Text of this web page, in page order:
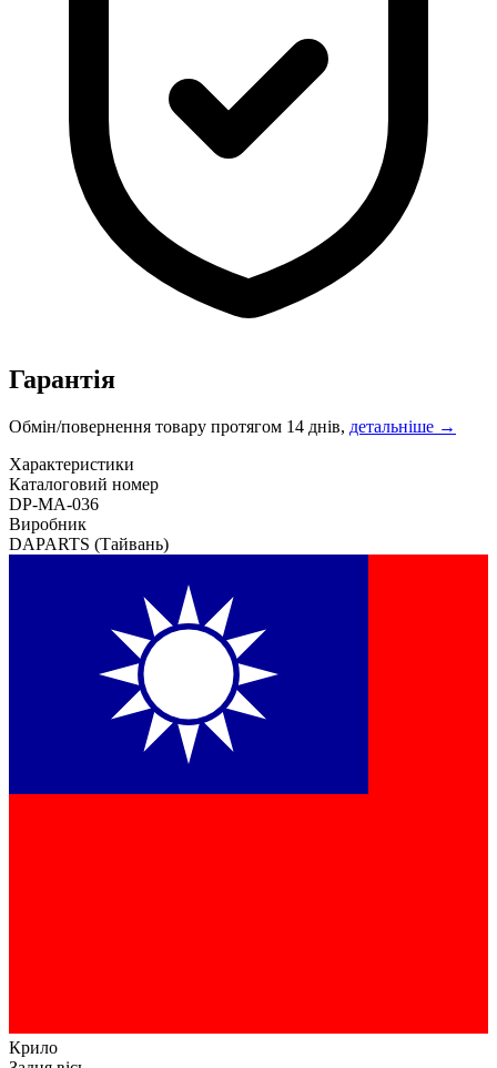
Гарантія
Обмін/повернення товару протягом 14 днів, детальніше →
Характеристики
Каталоговий номер
DP-MA-036
Виробник
DAPARTS (Тайвань)
Крило